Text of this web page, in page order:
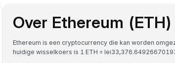
Over Ethereum (ETH)
Ethereum is een cryptocurrency die kan worden
huidige wisselkoers is 1 ETH =